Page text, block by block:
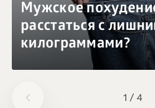
1 / 4
Мужское
расстаться с
килограммами?